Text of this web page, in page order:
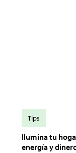
Ilumina tu
energía y
Tips